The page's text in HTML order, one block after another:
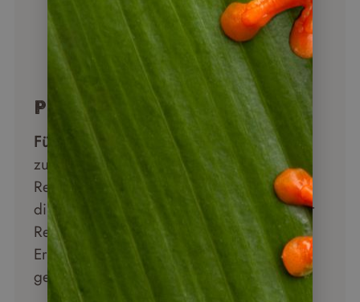
Peru Überblick
Für wen geeignet:
Peru ist eines der
zugänglichsten und vielseitigsten
Reiseziele in Südamerika – ideal für alle,
die Kultur, Geschichte und Natur in einer
Reise verbinden möchten. Auch für
Erstreisende nach Südamerika sehr gut
geeignet.